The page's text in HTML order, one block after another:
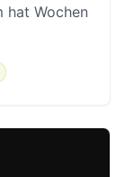
hat Wochen